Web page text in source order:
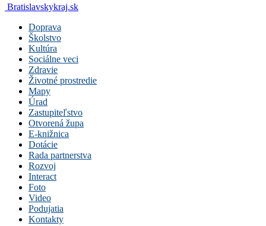
Bratislavskykraj.sk
Doprava
Školstvo
Kultúra
Sociálne veci
Zdravie
Životné prostredie
Mapy
Úrad
Zastupiteľstvo
Otvorená župa
E-knižnica
Dotácie
Rada partnerstva
Rozvoj
Interact
Foto
Video
Podujatia
Kontakty